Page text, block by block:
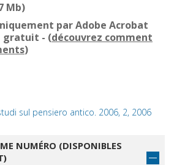
Mb)
par Adobe Acrobat
gratuit - (découvrez comment
)
sul pensiero antico. 2006, 2, 2006
NUMÉRO (DISPONIBLES